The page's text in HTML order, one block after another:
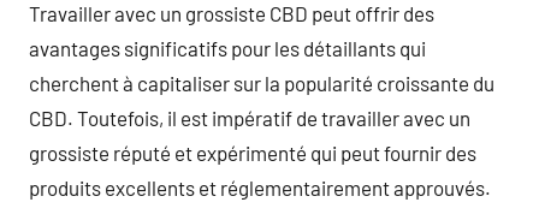
Travailler avec un grossiste CBD peut offrir des
avantages significatifs pour les détaillants qui
cherchent à capitaliser sur la popularité croissante du
CBD. Toutefois, il est impératif de travailler avec un
grossiste réputé et expérimenté qui peut fournir des
produits excellents et réglementairement approuvés.